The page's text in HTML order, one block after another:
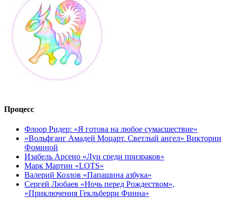
Процесс
Флоор Ридер: «Я готова на любое сумасшествие»
«Вольфганг Амадей Моцарт. Светлый ангел» Виктории
Фоминой
Изабель Арсено «Луи среди призраков»
Марк Мартин «LOTS»
Валерий Козлов «Папашина азбука»
Сергей Любаев «Ночь перед Рождеством»,
«Приключения Гекльберри Финна»